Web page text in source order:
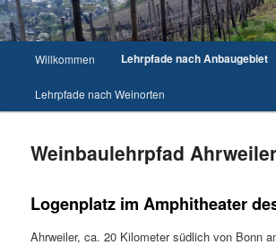
Zum Inhalt wechseln
Willkommen Lehrpfade nach Anbaugebiet
Lehrpfade nach Weinorten
Weinbaulehrpfad Ahrweiler
Logenplatz im Amphitheater
Ahrweiler, ca. 20 Kilometer südlich von Bonn